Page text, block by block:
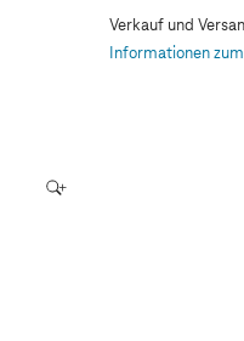
Verkauf und
Informationen